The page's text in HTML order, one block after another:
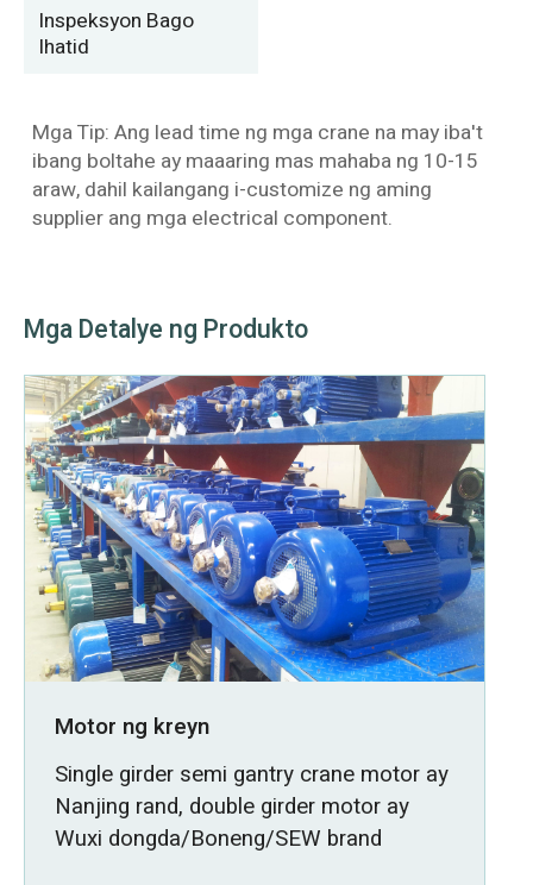
Inspeksyon Bago
Ihatid
Mga Tip: Ang lead time ng mga crane na may iba't
ibang boltahe ay maaaring mas mahaba ng 10-15
araw, dahil kailangang i-customize ng aming
supplier ang mga electrical component.
Mga Detalye ng Produkto
Motor ng kreyn
Single girder semi gantry crane motor ay
Nanjing rand, double girder motor ay
Wuxi dongda/Boneng/SEW brand